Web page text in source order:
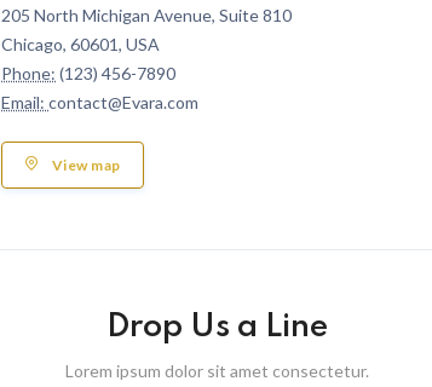
205 North Michigan Avenue, Suite 810
Chicago, 60601, USA
Phone: (123) 456-7890
Email: contact@Evara.com
View map
Drop Us a Line
Lorem ipsum dolor sit amet consectetur.